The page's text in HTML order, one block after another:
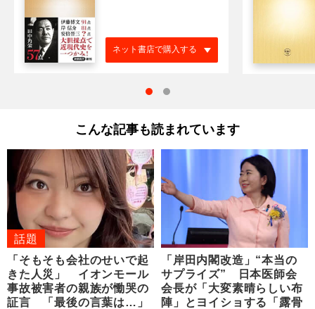
ネット書店で購入する
こんな記事も読まれています
話題
「そもそも会社のせいで起
きた人災」 イオンモール
事故被害者の親族が慟哭の
証言 「最後の言葉は…」
「岸田内閣改造」“本当の
サプライズ” 日本医師会
会長が「大変素晴らしい布
陣」とヨイショする「露骨